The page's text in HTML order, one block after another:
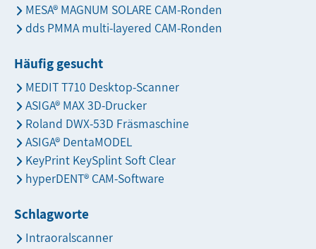
MESA® MAGNUM SOLARE CAM-Ronden
dds PMMA multi-layered CAM-Ronden
Häufig gesucht
MEDIT T710 Desktop-Scanner
ASIGA® MAX 3D-Drucker
Roland DWX-53D Fräsmaschine
ASIGA® DentaMODEL
KeyPrint KeySplint Soft Clear
hyperDENT® CAM-Software
Schlagworte
Intraoralscanner